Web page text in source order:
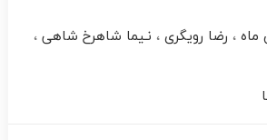
ماه ، رضا رویگری ، نـیما شاهرخ شاهی ،